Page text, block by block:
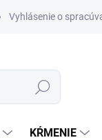
Vyhlásenie o
Hľadať
KŔMENIE